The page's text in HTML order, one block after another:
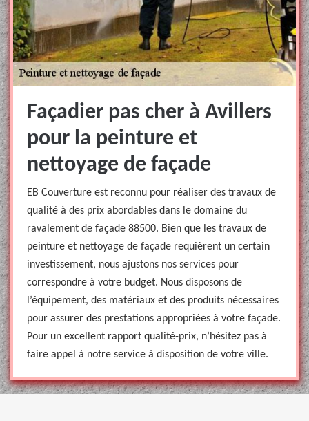
Façadier pas cher à Avillers
pour la peinture et
nettoyage de façade
EB Couverture est reconnu pour réaliser des travaux de
qualité à des prix abordables dans le domaine du
ravalement de façade 88500. Bien que les travaux de
peinture et nettoyage de façade requièrent un certain
investissement, nous ajustons nos services pour
correspondre à votre budget. Nous disposons de
l’équipement, des matériaux et des produits nécessaires
pour assurer des prestations appropriées à votre façade.
Pour un excellent rapport qualité-prix, n’hésitez pas à
faire appel à notre service à disposition de votre ville.